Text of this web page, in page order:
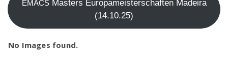
EMACSMas­ters Euro­pa­meis­ter­schaf­ten Madei­ra
(14.10.25)
No Images found.